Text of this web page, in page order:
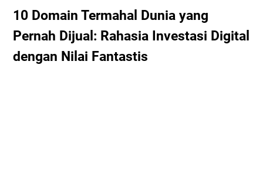
10 Domain Termahal Dunia yang
Pernah Dijual: Rahasia Investasi Digital
dengan Nilai Fantastis